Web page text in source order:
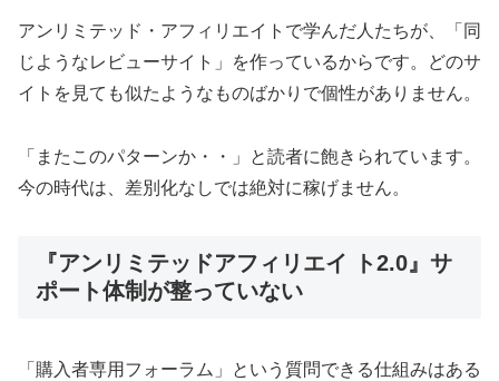
アンリミテッド・アフィリエイトで学んだ人たちが、「同
じようなレビューサイト」を作っているからです。どのサ
イトを見ても似たようなものばかりで個性がありません。
「またこのパターンか・・」と読者に飽きられています。
今の時代は、差別化なしでは絶対に稼げません。
『アンリミテッドアフィリエイ ト2.0』サ
ポート体制が整っていない
「購入者専用フォーラム」という質問できる仕組みはある